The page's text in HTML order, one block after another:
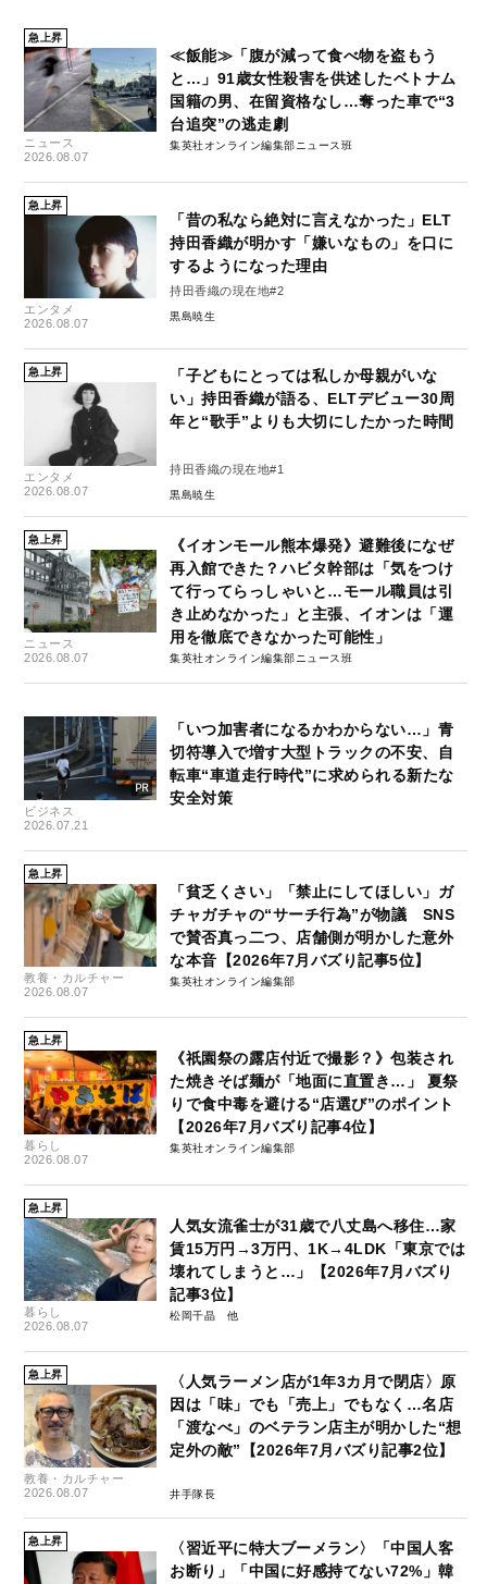
急上昇
ニュース
2026.08.07
≪飯能≫「腹が減って食べ物を盗もう
と…」91歳女性殺害を供述したベトナム
国籍の男、在留資格なし…奪った車で“3
台追突”の逃走劇
集英社オンライン編集部ニュース班
急上昇
エンタメ
2026.08.07
「昔の私なら絶対に言えなかった」ELT
持田香織が明かす「嫌いなもの」を口に
するようになった理由
持田香織の現在地#2
黒島暁生
急上昇
エンタメ
2026.08.07
「子どもにとっては私しか母親がいな
い」持田香織が語る、ELTデビュー30周
年と“歌手”よりも大切にしたかった時間
持田香織の現在地#1
黒島暁生
急上昇
ニュース
2026.08.07
《イオンモール熊本爆発》避難後になぜ
再入館できた？ハビタ幹部は「気をつけ
て行ってらっしゃいと…モール職員は引
き止めなかった」と主張、イオンは「運
用を徹底できなかった可能性」
集英社オンライン編集部ニュース班
ビジネス
2026.07.21
「いつ加害者になるかわからない…」青
切符導入で増す大型トラックの不安、自
転車“車道走行時代”に求められる新たな
安全対策
急上昇
教養・カルチャー
2026.08.07
「貧乏くさい」「禁止にしてほしい」ガ
チャガチャの“サーチ行為”が物議 SNS
で賛否真っ二つ、店舗側が明かした意外
な本音【2026年7月バズり記事5位】
集英社オンライン編集部
急上昇
暮らし
2026.08.07
《祇園祭の露店付近で撮影？》包装され
た焼きそば麺が「地面に直置き…」 夏祭
りで食中毒を避ける“店選び”のポイント
【2026年7月バズり記事4位】
集英社オンライン編集部
急上昇
暮らし
2026.08.07
人気女流雀士が31歳で八丈島へ移住…家
賃15万円→3万円、1K→4LDK「東京では
壊れてしまうと…」【2026年7月バズり
記事3位】
松岡千晶
急上昇
教養・カルチャー
2026.08.07
〈人気ラーメン店が1年3カ月で閉店〉原
因は「味」でも「売上」でもなく…名店
「渡なべ」のベテラン店主が明かした“想
定外の敵”【2026年7月バズり記事2位】
井手隊長
急上昇
〈習近平に特大ブーメラン〉「中国人客
お断り」「中国に好感持てない72%」韓